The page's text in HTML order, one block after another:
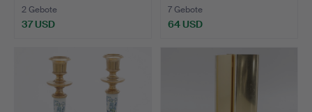
2 Gebote
37 USD
7 Gebote
64 USD